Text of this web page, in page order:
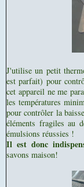
J'utilise un petit
est parfait) pour
cet appareil ne me
les températures
pour contrôler la
éléments fragiles au
émulsions réussies !
Il est donc
savons maison!